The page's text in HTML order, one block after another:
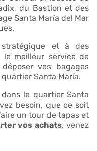
du Bastion et des
Santa María del Mar
et à des
le meilleur service de
vos bagages
Santa María.
le quartier Santa
besoin, que ce soit
un tour de tapas et
vos achats, venez